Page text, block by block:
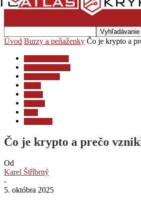
Úvod Burzy a peňaženky Čo je krypto a
Čo je krypto a prečo
Od
Karel Štříbrný
-
5. októbra 2025